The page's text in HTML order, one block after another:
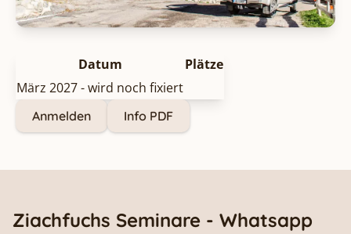
Datum
Plätze
März 2027 - wird noch fixiert
Anmelden Info PDF
Ziachfuchs Seminare - Whatsapp